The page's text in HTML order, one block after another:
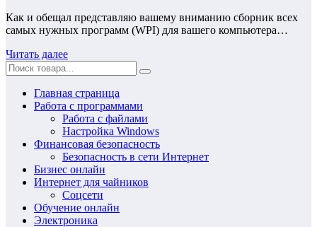
Как и обещал представляю вашему вниманию сборник всех
самых нужных программ (WPI) для вашего компьютера…
Читать далее
Главная страница
Работа с программами
Работа с файлами
Настройка Windows
Финансовая безопасность
Безопасность в сети Интернет
Бизнес онлайн
Интернет для чайников
Соцсети
Обучение онлайн
Электроника